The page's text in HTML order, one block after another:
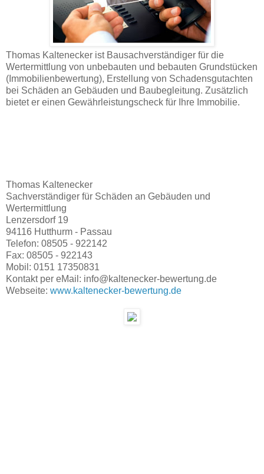
Thomas Kaltenecker ist Bausachverständiger für die
Wertermittlung von unbebauten und bebauten Grundstücken
(Immobilienbewertung), Erstellung von Schadensgutachten
bei Schäden an Gebäuden und Baubegleitung. Zusätzlich
bietet er einen Gewährleistungscheck für Ihre Immobilie.
Thomas Kaltenecker
Sachverständiger für Schäden an Gebäuden und
Wertermittlung
Lenzersdorf 19
94116 Hutthurm - Passau
Telefon: 08505 - 922142
Fax: 08505 - 922143
Mobil: 0151 17350831
Kontakt per eMail: info@kaltenecker-bewertung.de
Webseite: www.kaltenecker-bewertung.de